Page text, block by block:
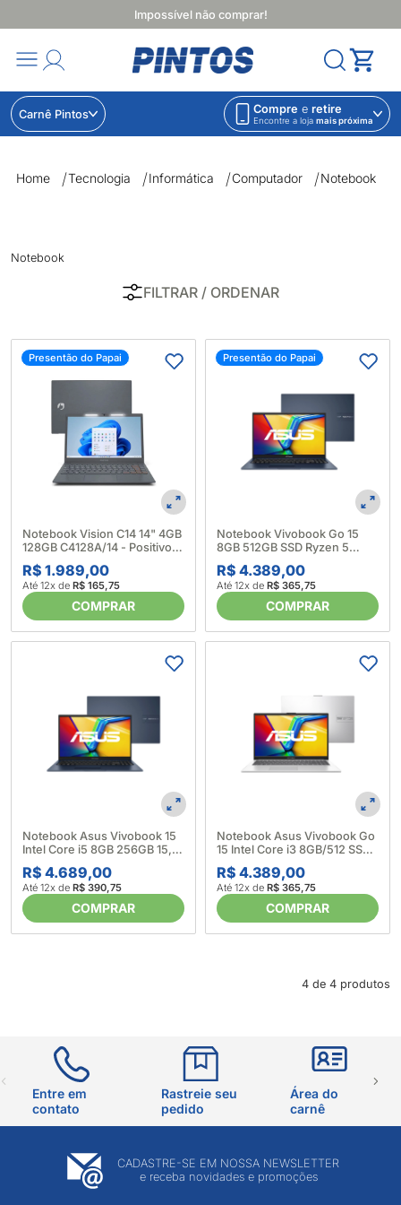
Impossível não comprar!
Carnê Pintos Compre e retire
Encontre a loja mais próxima
Home
Tecnologia Informática Computador Notebook
Notebook
FILTRAR / ORDENAR
Presentão do Papai
Notebook Vision C14 14" 4GB
128GB C4128A/14 - Positivo
(669504)
R$ 1.989,00
Até 12x de R$ 165,75
COMPRAR
Presentão do Papai
Notebook Vivobook Go 15
8GB 512GB SSD Ryzen 5
15.6" Mixed Black - Asus
(676318)
R$ 4.389,00
Até 12x de R$ 365,75
COMPRAR
Notebook Asus Vivobook 15
Intel Core i5 8GB 256GB 15,6"
Quiet Blue - Asus (698183)
R$ 4.689,00
Até 12x de R$ 390,75
COMPRAR
Notebook Asus Vivobook Go
15 Intel Core i3 8GB/512 SSD
15,6" E1504G Prata - Asus
(700606)
R$ 4.389,00
Até 12x de R$ 365,75
COMPRAR
4 de 4 produtos
Entre em
contato
Rastreie seu
pedido
Área do
carnê
CADASTRE-SE EM NOSSA NEWSLETTER
e receba novidades e promoções